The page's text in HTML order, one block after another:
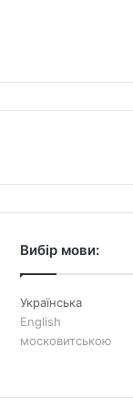
Вибір мови:
Українська
English
московитською